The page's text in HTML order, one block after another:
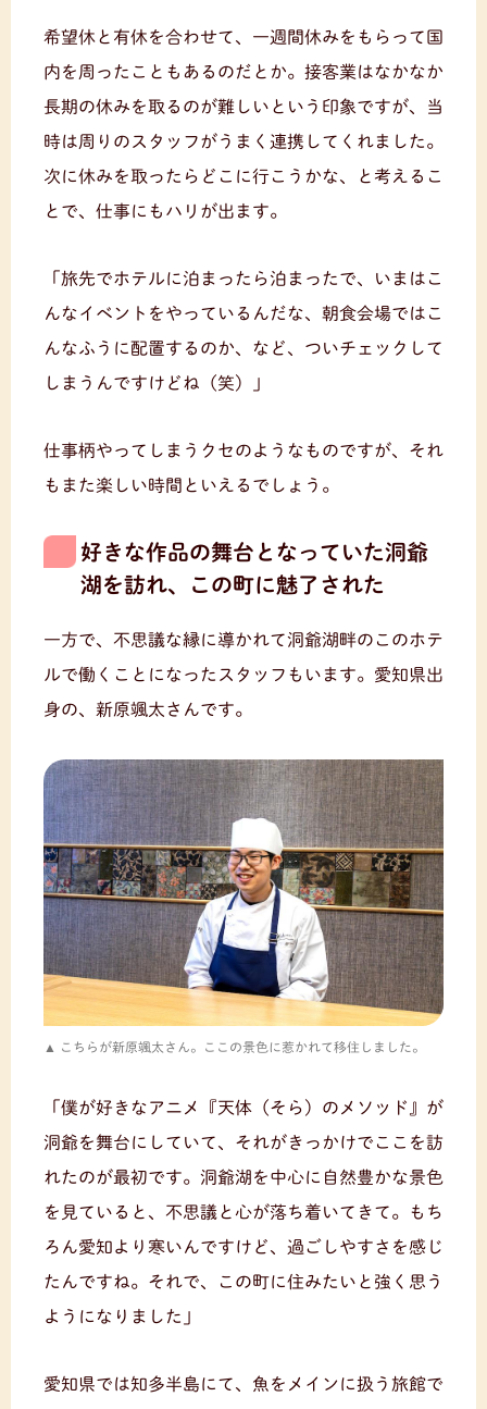
希望休と有休を合わせて、一週間休みをもらって国
内を周ったこともあるのだとか。接客業はなかなか
長期の休みを取るのが難しいという印象ですが、当
時は周りのスタッフがうまく連携してくれました。
次に休みを取ったらどこに行こうかな、と考えるこ
とで、仕事にもハリが出ます。
「旅先でホテルに泊まったら泊まったで、いまはこ
んなイベントをやっているんだな、朝食会場ではこ
んなふうに配置するのか、など、ついチェックして
しまうんですけどね（笑）」
仕事柄やってしまうクセのようなものですが、それ
もまた楽しい時間といえるでしょう。
好きな作品の舞台となっていた洞爺
湖を訪れ、この町に魅了された
一方で、不思議な縁に導かれて洞爺湖畔のこのホテ
ルで働くことになったスタッフもいます。愛知県出
身の、新原颯太さんです。
こちらが新原颯太さん。ここの景色に惹かれて移住しました。
「僕が好きなアニメ『天体（そら）のメソッド』が
洞爺を舞台にしていて、それがきっかけでここを訪
れたのが最初です。洞爺湖を中心に自然豊かな景色
を見ていると、不思議と心が落ち着いてきて。もち
ろん愛知より寒いんですけど、過ごしやすさを感じ
たんですね。それで、この町に住みたいと強く思う
ようになりました」
愛知県では知多半島にて、魚をメインに扱う旅館で